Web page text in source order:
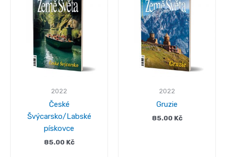
2022
České
Švýcarsko/Labské
pískovce
85.00 Kč
2022
Gruzie
85.00 Kč